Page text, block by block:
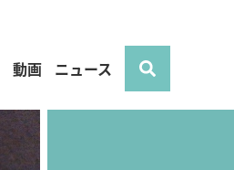
動画 ニュース